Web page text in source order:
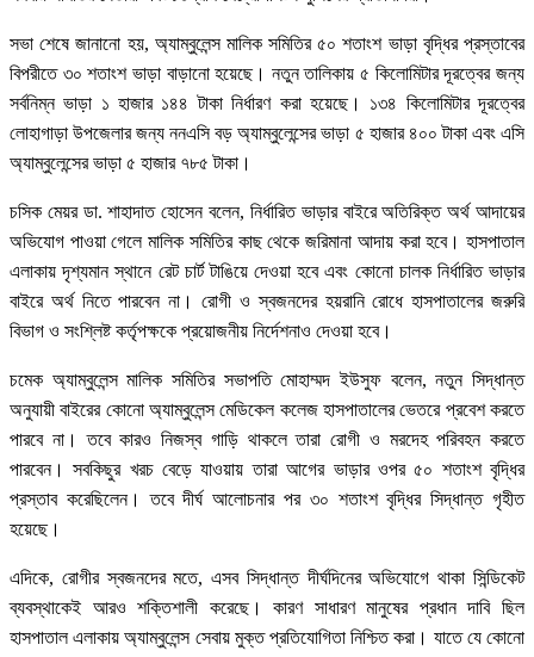
সভা শেষে জানানো হয়, অ্যাম্বুলেন্স মালিক সমিতির ৫০ শতাংশ ভাড়া বৃদ্ধির প্রস্তাবের
বিপরীতে ৩০ শতাংশ ভাড়া বাড়ানো হয়েছে। নতুন তালিকায় ৫ কিলোমিটার দূরত্বের জন্য
সর্বনিম্ন ভাড়া ১ হাজার ১৪৪ টাকা নির্ধারণ করা হয়েছে। ১৩৪ কিলোমিটার দূরত্বের
লোহাগাড়া উপজেলার জন্য ননএসি বড় অ্যাম্বুলেন্সের ভাড়া ৫ হাজার ৪০০ টাকা এবং এসি
অ্যাম্বুলেন্সের ভাড়া ৫ হাজার ৭৮৫ টাকা।
চসিক মেয়র ডা. শাহাদাত হোসেন বলেন, নির্ধারিত ভাড়ার বাইরে অতিরিক্ত অর্থ আদায়ের
অভিযোগ পাওয়া গেলে মালিক সমিতির কাছ থেকে জরিমানা আদায় করা হবে। হাসপাতাল
এলাকায় দৃশ্যমান স্থানে রেট চার্ট টাঙিয়ে দেওয়া হবে এবং কোনো চালক নির্ধারিত ভাড়ার
বাইরে অর্থ নিতে পারবেন না। রোগী ও স্বজনদের হয়রানি রোধে হাসপাতালের জরুরি
বিভাগ ও সংশ্লিষ্ট কর্তৃপক্ষকে প্রয়োজনীয় নির্দেশনাও দেওয়া হবে।
চমেক অ্যাম্বুলেন্স মালিক সমিতির সভাপতি মোহাম্মদ ইউসুফ বলেন, নতুন সিদ্ধান্ত
অনুযায়ী বাইরের কোনো অ্যাম্বুলেন্স মেডিকেল কলেজ হাসপাতালের ভেতরে প্রবেশ করতে
পারবে না। তবে কারও নিজস্ব গাড়ি থাকলে তারা রোগী ও মরদেহ পরিবহন করতে
পারবেন। সবকিছুর খরচ বেড়ে যাওয়ায় তারা আগের ভাড়ার ওপর ৫০ শতাংশ বৃদ্ধির
প্রস্তাব করেছিলেন। তবে দীর্ঘ আলোচনার পর ৩০ শতাংশ বৃদ্ধির সিদ্ধান্ত গৃহীত
হয়েছে।
এদিকে, রোগীর স্বজনদের মতে, এসব সিদ্ধান্ত দীর্ঘদিনের অভিযোগে থাকা সিন্ডিকেট
ব্যবস্থাকেই আরও শক্তিশালী করেছে। কারণ সাধারণ মানুষের প্রধান দাবি ছিল
হাসপাতাল এলাকায় অ্যাম্বুলেন্স সেবায় মুক্ত প্রতিযোগিতা নিশ্চিত করা। যাতে যে কোনো